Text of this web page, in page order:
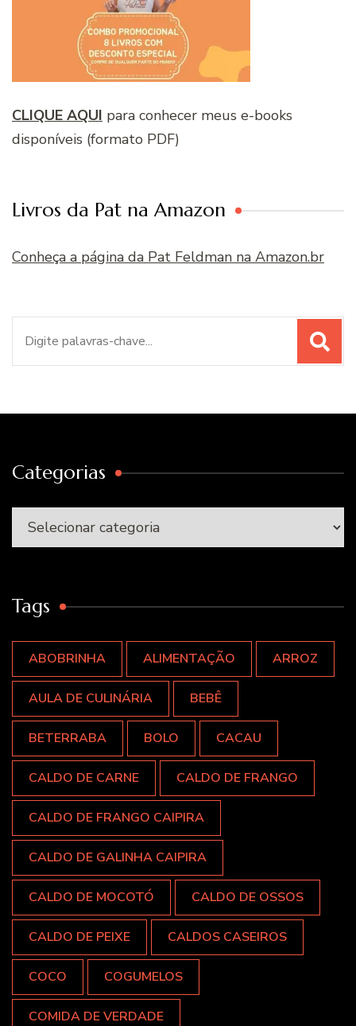
CLIQUE AQUI para conhecer meus e-books
disponíveis (formato PDF)
Livros da Pat na Amazon
Conheça a página da Pat Feldman na Amazon.br
Categorias
Categorias
Tags
ABOBRINHA ALIMENTAÇÃO ARROZ
AULA DE CULINÁRIA BEBÊ
BETERRABA BOLO CACAU
CALDO DE CARNE CALDO DE FRANGO
CALDO DE FRANGO CAIPIRA
CALDO DE GALINHA CAIPIRA
CALDO DE MOCOTÓ CALDO DE OSSOS
CALDO DE PEIXE CALDOS CASEIROS
COCO COGUMELOS
COMIDA DE VERDADE